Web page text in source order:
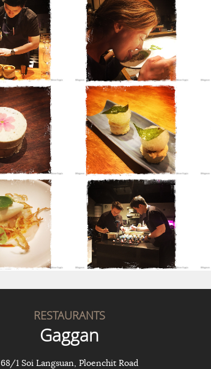
RESTAURANTS
Gaggan
68/1 Soi Langsuan, Ploenchit Road